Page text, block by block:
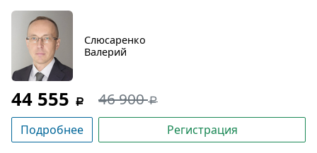
Слюсаренко
Валерий
44 555 46 900
Подробнее Регистрация